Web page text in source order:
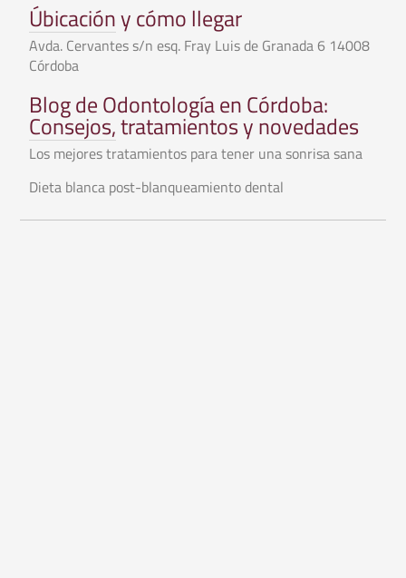
Úbicación y cómo llegar
Avda. Cervantes s/n esq. Fray Luis de Granada 6 14008
Córdoba
Blog de Odontología en Córdoba:
Consejos, tratamientos y novedades
Los mejores tratamientos para tener una sonrisa sana
Dieta blanca post-blanqueamiento dental